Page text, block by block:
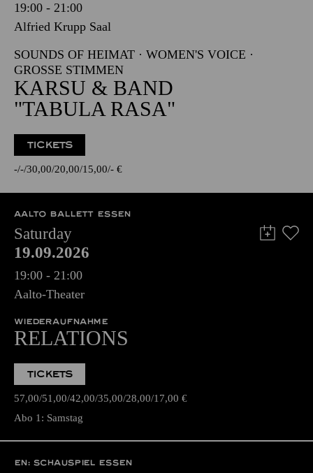
19:00 - 21:00
Alfried Krupp Saal
SOUNDS OF HEIMAT · WOMEN'S VOICE ·
GROSSE STIMMEN
KARSU & BAND
"TABULA RASA"
TICKETS
- - 30,00 20,00 15,00 - €
AALTO BALLETT ESSEN
Saturday
19.09.2026
19:00 - 21:00
Aalto-Theater
WIEDERAUFNAHME
RELATIONS
TICKETS
57,00 51,00 42,00 35,00 28,00 17,00 €
Abo 1: Samstag
EN: SCHAUSPIEL ESSEN